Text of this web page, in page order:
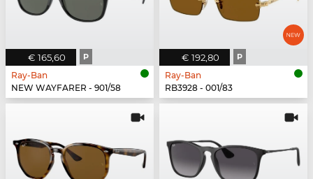
€ 165,60 P
Ray-Ban
NEW WAYFARER - 901/58
€ 192,80 P
Ray-Ban
RB3928 - 001/83